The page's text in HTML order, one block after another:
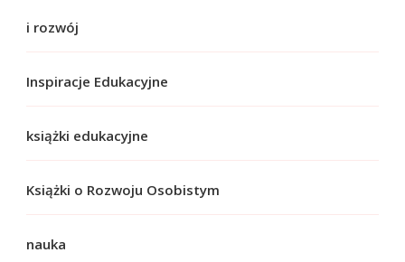
i rozwój
Inspiracje Edukacyjne
książki edukacyjne
Książki o Rozwoju Osobistym
nauka